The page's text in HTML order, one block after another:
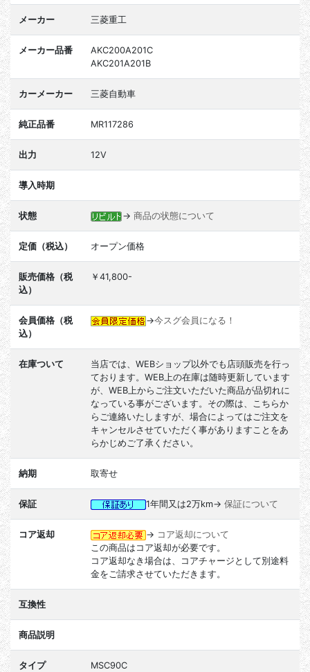
メーカー 三菱重工
メーカー品番
AKC200A201C
AKC201A201B
カーメーカー 三菱自動車
純正品番 MR117286
出力 12V
導入時期
状態 → 商品の状態について
定価（税込） オープン価格
販売価格（税
込）
￥41,800-
会員価格（税
込）
→今スグ会員になる！
在庫ついて
当店では、WEBショップ以外でも店頭販売を行っ
ております。WEB上の在庫は随時更新しています
が、WEB上からご注文いただいた商品が品切れに
なっている事がございます。その際は、こちらか
らご連絡いたしますが、場合によってはご注文を
キャンセルさせていただく事がありますことをあ
らかじめご了承ください。
納期 取寄せ
保証 1年間又は2万km→ 保証について
コア返却 → コア返却について
この商品はコア返却が必要です。
コア返却なき場合は、コアチャージとして別途料
金をご請求させていただきます。
互換性
商品説明
タイプ MSC90C